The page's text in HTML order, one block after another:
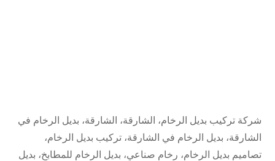
شركة تركيب بديل الرخام، الشارقة، الشارقة، بديل الرخام في
الشارقة، بديل الرخام في الشارقة، تركيب بديل الرخام،
تصاميم بديل الرخام، رخام صناعي، بديل الرخام للمطابخ، بديل